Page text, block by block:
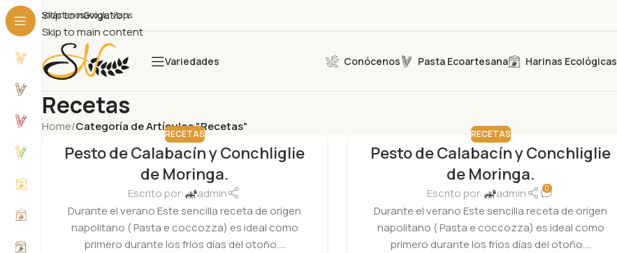
Skip to navigation
Skip to main content
ContáctanosGoogle Maps
Variedades Conócenos Pasta Ecoartesana Harinas Ecológicas
Recetas
Home/Categoría de Artículos "Recetas"
RECETAS
Pesto de Calabacín y Conchliglie
de Moringa.
Escrito por:
admin
Durante el verano Este sencilla receta de origen
napolitano ( Pasta e coccozza) es ideal como
primero durante los fríos días del otoño....
RECETAS
Pesto de Calabacín y Conchliglie
de Moringa.
Escrito por: admin 0
Durante el verano Este sencilla receta de origen
napolitano ( Pasta e coccozza) es ideal como
primero durante los fríos días del otoño....